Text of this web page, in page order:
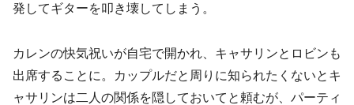
発してギターを叩き壊してしまう。
カレンの快気祝いが自宅で開かれ、キャサリンとロビンも
出席することに。カップルだと周りに知られたくないとキ
ャサリンは二人の関係を隠しておいてと頼むが、パーティ